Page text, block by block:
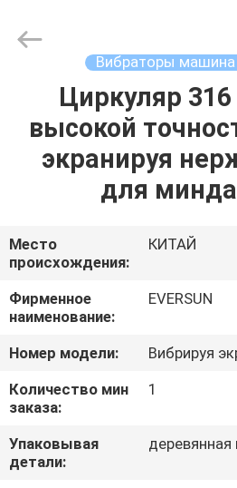
ПРОДУКТЫ
ШОУ
О
НАС
ПУТЕШЕСТВИЕ
ФАБРИКИ
Вибраторы машина
Циркуляр
высокой
экранируя
для
Место
происхождения:
КИТАЙ
Фирменное
наименование:
EVERSUN
Номер модели:
Вибрируя
Количество мин
заказа:
1
Упаковывая
детали:
деревянная